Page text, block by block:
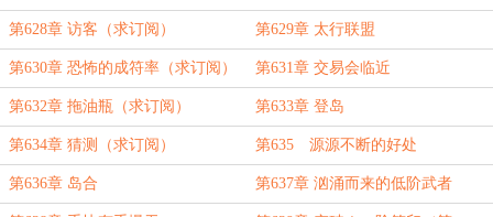
第628章 访客（求订阅） 第629章 太行联盟
第630章 恐怖的成符率（求订阅） 第631章 交易会临近
第632章 拖油瓶（求订阅） 第633章 登岛
第634章 猜测（求订阅） 第635 源源不断的好处
第636章 岛合 第637章 汹涌而来的低阶武者